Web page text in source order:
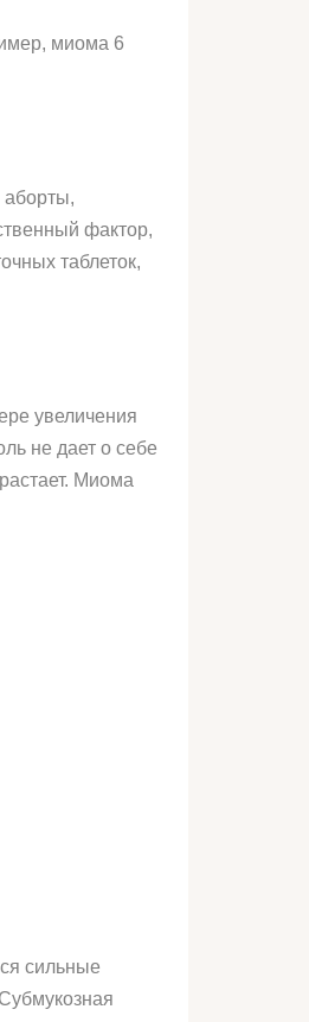
миома 6
фактор,
таблеток,
увеличения
не дает о себе
Миома
сильные